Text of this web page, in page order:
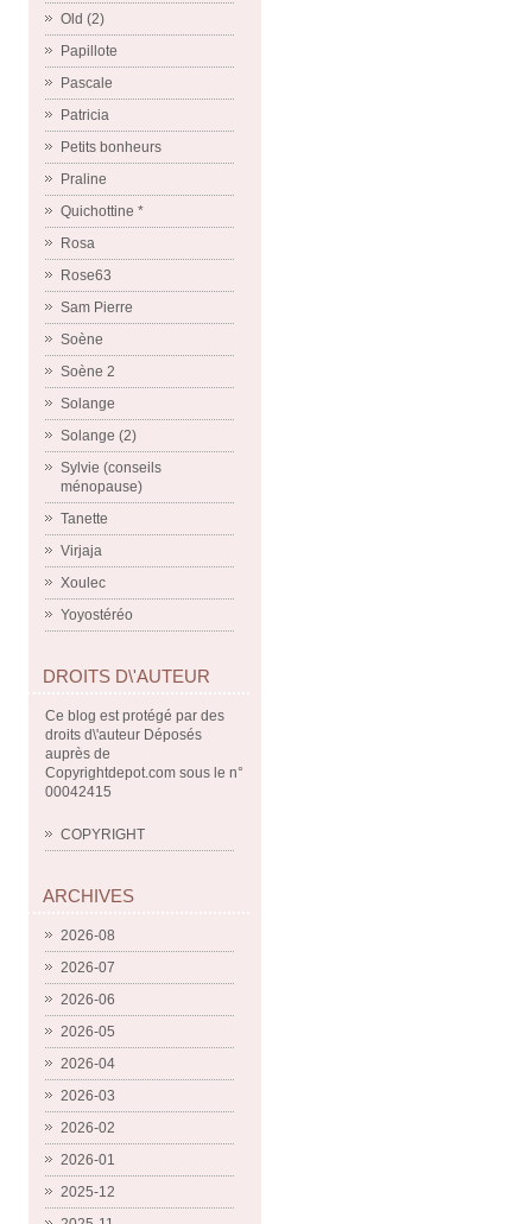
Old (2)
Papillote
Pascale
Patricia
Petits bonheurs
Praline
Quichottine *
Rosa
Rose63
Sam Pierre
Soène
Soène 2
Solange
Solange (2)
Sylvie (conseils
ménopause)
Tanette
Virjaja
Xoulec
Yoyostéréo
DROITS D\'AUTEUR
Ce blog est protégé par des
droits d\'auteur Déposés
auprès de
Copyrightdepot.com sous le n°
00042415
COPYRIGHT
ARCHIVES
2026-08
2026-07
2026-06
2026-05
2026-04
2026-03
2026-02
2026-01
2025-12